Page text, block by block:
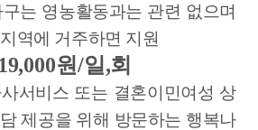
는 영농활동과는 관련 없으며
역에 거주하면 지원
원/일 ,회
서비스 또는 결혼이민여성 상
담 제공을 위해 방문하는 행복나